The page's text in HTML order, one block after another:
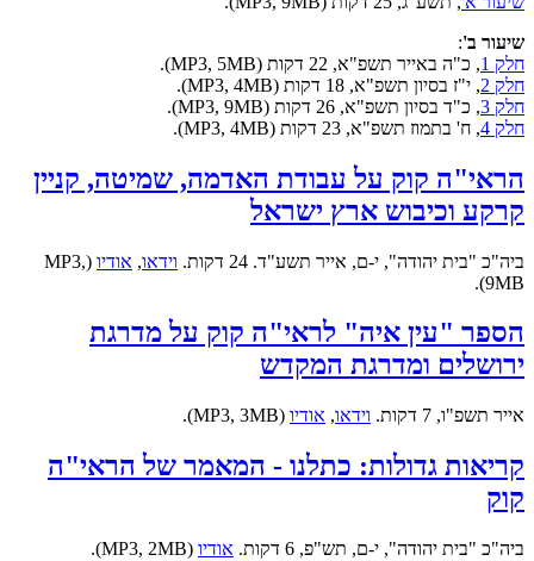
שיעור ב':
חלק 1
, כ"ה באייר תשפ"א, 22 דקות (MP3, 5MB).
חלק 2
, י"ז בסיון תשפ"א, 18 דקות (MP3, 4MB).
חלק 3
, כ"ד בסיון תשפ"א, 26 דקות (MP3, 9MB).
חלק 4
, ח' בתמוז תשפ"א, 23 דקות (MP3, 4MB).
הראי"ה קוק על עבודת האדמה, שמיטה, קניין
קרקע וכיבוש ארץ ישראל
ביה"כ "בית יהודה", י-ם, אייר תשע"ד. 24 דקות. וידאו, אודיו (MP3,
9MB).
הספר "עין איה" לראי"ה קוק על מדרגת
ירושלים ומדרגת המקדש
אייר תשפ"ו, 7 דקות. וידאו, אודיו (MP3, 3MB).
קריאות גדולות: כתלנו - המאמר של הראי"ה
קוק
ביה"כ "בית יהודה", י-ם, תש"פ, 6 דקות. אודיו (MP3, 2MB).